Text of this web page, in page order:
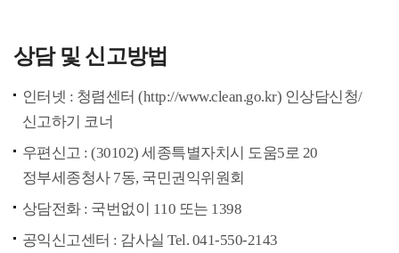
상담 및 신고방법
인터넷 : 청렴센터 (http://www.clean.go.kr) 인상담신청/
신고하기 코너
우편신고 : (30102) 세종특별자치시 도움5로 20
정부세종청사 7동, 국민권익위원회
상담전화 : 국번없이 110 또는 1398
공익신고센터 : 감사실 Tel. 041-550-2143